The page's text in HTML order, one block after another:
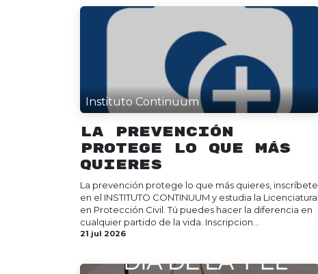
Instituto Continuum
La prevención
protege lo que más
quieres
La prevención protege lo que más quieres, inscríbete
en el INSTITUTO CONTINUUM y estudia la Licenciatura
en Protección Civil. Tú puedes hacer la diferencia en
cualquier partido de la vida. Inscripcion...
21 jul 2026